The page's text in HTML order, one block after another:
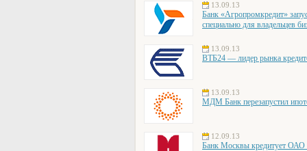
13.09.13
Банк «Агропромкредит»
специально для владельцев
13.09.13
ВТБ24 — лидер рынка
13.09.13
МДМ Банк перезапустил
12.09.13
Банк Москвы кредитует ОАО